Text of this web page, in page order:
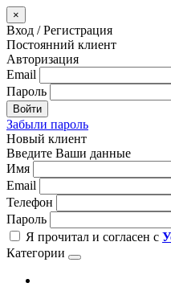
×
Вход / Регистрация
Постоянний клиент
Авторизация
Email
Пароль
Войти
Забыли пароль
Новый клиент
Введите Ваши данные
Имя
Email
Телефон
Пароль
Я прочитал и согласен с
Категории